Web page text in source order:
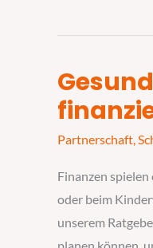
Partnerschaft,
Finanzen
oder beim
unserem
planen können,
Gesunde
Finanzen
Familien:
Tipps
zur
finanziellen
Vorbereitung